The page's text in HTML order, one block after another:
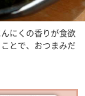
にくの香りが食欲
とで、おつまみだ